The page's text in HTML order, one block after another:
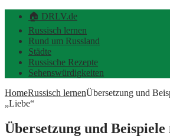
🏠 DRLV.de
Russisch lernen
Rund um Russland
Städte
Russische Rezepte
Sehenswürdigkeiten
HomeRussisch lernenÜbersetzung und
„Liebe“
Übersetzung und